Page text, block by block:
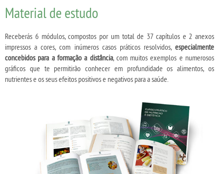
Material de estudo
Receberás 6 módulos, compostos por um total de 37 capítulos e 2 anexos
impressos a cores, com inúmeros casos práticos resolvidos, especialmente
concebidos para a formação a distância, com muitos exemplos e numerosos
gráficos que te permitirão conhecer em profundidade os alimentos, os
nutrientes e os seus efeitos positivos e negativos para a saúde.